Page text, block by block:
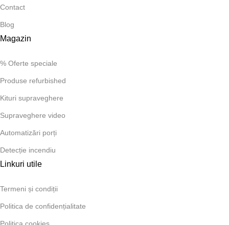
Contact
Blog
Magazin
% Oferte speciale
Produse refurbished
Kituri supraveghere
Supraveghere video
Automatizări porți
Detecție incendiu
Linkuri utile
Termeni și condiții
Politica de confidențialitate